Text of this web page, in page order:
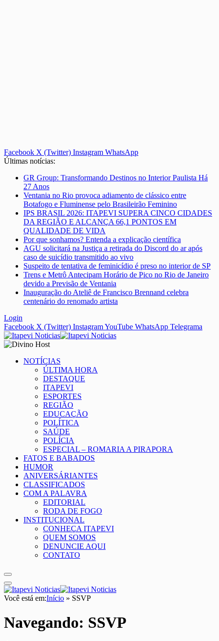
Facebook X (Twitter) Instagram WhatsApp
Últimas notícias:
GR Group: Transformando Destinos no Interior Paulista Há
27 Anos
Ventania no Rio provoca adiamento de clássico entre
Botafogo e Fluminense pelo Brasileirão Feminino
IPS BRASIL 2026: ITAPEVI SUPERA CINCO CIDADES
DA REGIÃO E ALCANÇA 66,1 PONTOS EM
QUALIDADE DE VIDA
Por que sonhamos? Entenda a explicação científica
AGU solicitará na Justiça a retirada do Discord do ar após
caso de suicídio transmitido ao vivo
Suspeito de tentativa de feminicídio é preso no interior de SP
Trens e Metrô Antecipam Horário de Pico no Rio de Janeiro
devido a Previsão de Ventania
Inauguração do Ateliê de Francisco Brennand celebra
centenário do renomado artista
Login
Facebook X (Twitter) InstagramYouTube WhatsApp Telegrama
NOTÍCIAS
ÚLTIMA HORA
DESTAQUE
ITAPEVI
ESPORTES
REGIÃO
EDUCAÇÃO
POLÍTICA
SAÚDE
POLÍCIA
ESPECIAL – ROMARIA A PIRAPORA
FATOS E BABADOS
HUMOR
ANIVERSÁRIANTES
CLASSIFICADOS
COM A PALAVRA
EDITORIAL
RODA DE FOGO
INSTITUCIONAL
CONHEÇA ITAPEVI
QUEM SOMOS
DENUNCIE AQUI
CONTATO
Você está em:Início » SSVP
Navegando: SSVP